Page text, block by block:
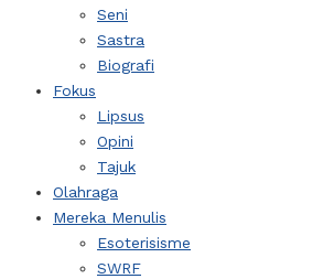
Seni
Sastra
Biografi
Fokus
Lipsus
Opini
Tajuk
Olahraga
Mereka Menulis
Esoterisisme
SWRF